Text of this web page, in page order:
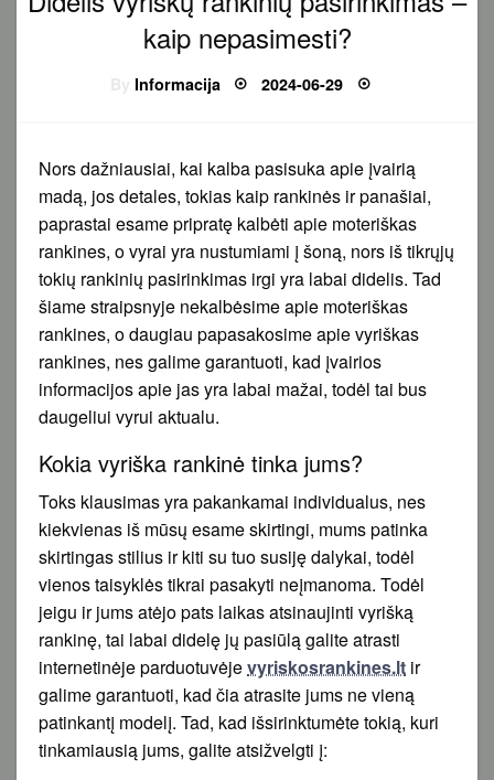
kaip nepasimesti?
Informacija Posted
on
2024-06-29
Nors dažniausiai, kai kalba pasisuka apie įvairią
madą, jos detales, tokias kaip rankinės ir panašiai,
paprastai esame pripratę kalbėti apie moteriškas
rankines, o vyrai yra nustumiami į šoną, nors iš tikrųjų
tokių rankinių pasirinkimas irgi yra labai didelis. Tad
šiame straipsnyje nekalbėsime apie moteriškas
rankines, o daugiau papasakosime apie vyriškas
rankines, nes galime garantuoti, kad įvairios
informacijos apie jas yra labai mažai, todėl tai bus
daugeliui vyrui aktualu.
Kokia vyriška rankinė tinka jums?
Toks klausimas yra pakankamai individualus, nes
kiekvienas iš mūsų esame skirtingi, mums patinka
skirtingas stilius ir kiti su tuo susiję dalykai, todėl
vienos taisyklės tikrai pasakyti neįmanoma. Todėl
jeigu ir jums atėjo pats laikas atsinaujinti vyrišką
rankinę, tai labai didelę jų pasiūlą galite atrasti
internetinėje parduotuvėjevyriskosrankines.lt ir
galime garantuoti, kad čia atrasite jums ne vieną
patinkantį modelį. Tad, kad išsirinktumėte tokią, kuri
tinkamiausią jums, galite atsižvelgti į: